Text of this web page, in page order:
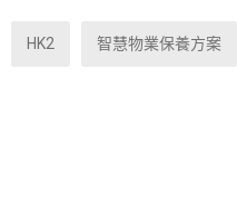
HK2 智慧物業保養方案